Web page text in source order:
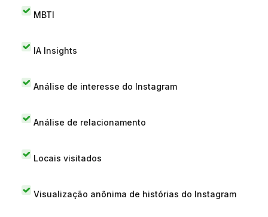
MBTI
IA Insights
Análise de interesse do Instagram
Análise de relacionamento
Locais visitados
Visualização anônima de histórias do Instagram